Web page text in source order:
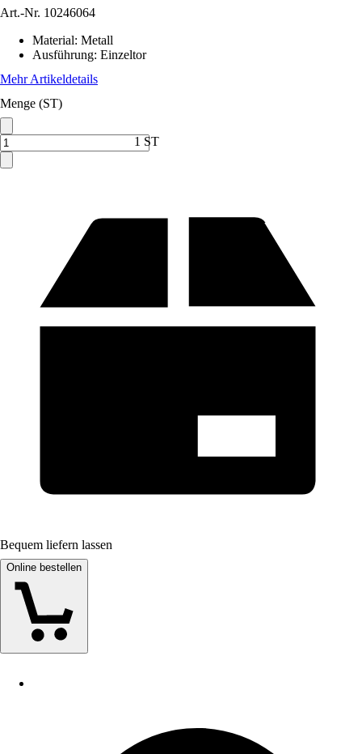
Art.-Nr. 10246064
Material: Metall
Ausführung: Einzeltor
Mehr Artikeldetails
Menge (ST)
1 ST
Bequem liefern lassen
Online bestellen